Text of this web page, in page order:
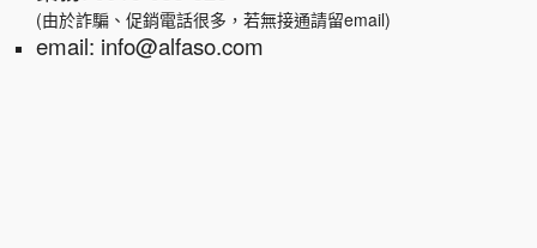
(由於詐騙、促銷電話很多，若無接通請留email)
email: info@alfaso.com